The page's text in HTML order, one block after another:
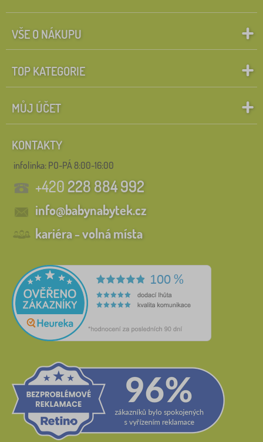
VŠE O NÁKUPU
TOP KATEGORIE
MŮJ ÚČET
KONTAKTY
infolinka: PO-PÁ 8:00-16:00
+420228 884 992
info@babynabytek.cz
kariéra - volná místa